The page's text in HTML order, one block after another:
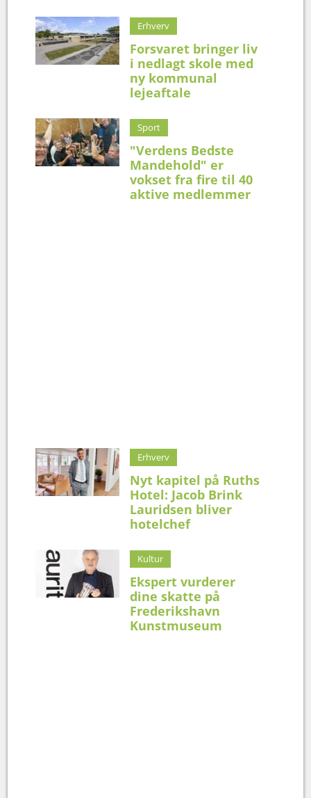
Erhverv
Forsvaret bringer liv
i nedlagt skole med
ny kommunal
lejeaftale
Sport
"Verdens Bedste
Mandehold" er
vokset fra fire til 40
aktive medlemmer
Erhverv
Nyt kapitel på Ruths
Hotel: Jacob Brink
Lauridsen bliver
hotelchef
Kultur
Ekspert vurderer
dine skatte på
Frederikshavn
Kunstmuseum